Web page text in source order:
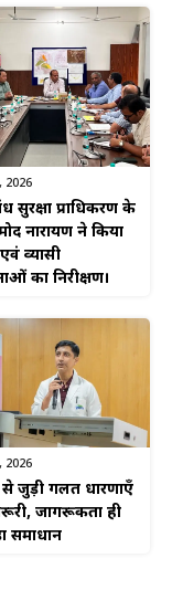
2026
सुरक्षा प्राधिकरण के
नारायण ने किया
व्यासी
का निरीक्षण।
2026
से जुड़ी गलत धारणाएँ
जागरूकता ही
समाधान